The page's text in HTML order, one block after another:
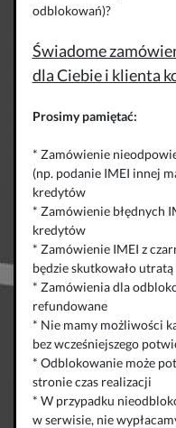
odblokowań)?
Świadome
dla Ciebie i klienta
Prosimy pamiętać:
* Zamówienie
(np. podanie IMEI innej
kredytów
* Zamówienie błędnych
kredytów
* Zamówienie IMEI z
będzie skutkowało
* Zamówienia dla
refundowane
* Nie mamy możliwości
bez wcześniejszego
* Odblokowanie może
stronie czas realizacji
* W przypadku
w serwisie, nie